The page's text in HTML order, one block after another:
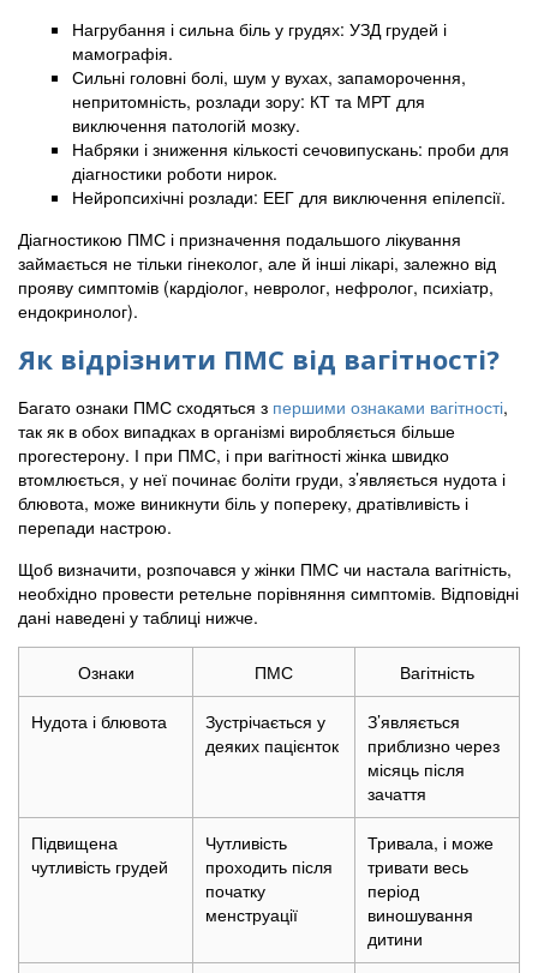
Нагрубання і сильна біль у грудях: УЗД грудей і
мамографія.
Сильні головні болі, шум у вухах, запаморочення,
непритомність, розлади зору: КТ та МРТ для
виключення патологій мозку.
Набряки і зниження кількості сечовипускань: проби для
діагностики роботи нирок.
Нейропсихічні розлади: ЕЕГ для виключення епілепсії.
Діагностикою ПМС і призначення подальшого лікування
займається не тільки гінеколог, але й інші лікарі, залежно від
прояву симптомів (кардіолог, невролог, нефролог, психіатр,
ендокринолог).
Як відрізнити ПМС від вагітності?
Багато ознаки ПМС сходяться з першими ознаками вагітності,
так як в обох випадках в організмі виробляється більше
прогестерону. І при ПМС, і при вагітності жінка швидко
втомлюється, у неї починає боліти груди, з’являється нудота і
блювота, може виникнути біль у попереку, дратівливість і
перепади настрою.
Щоб визначити, розпочався у жінки ПМС чи настала вагітність,
необхідно провести ретельне порівняння симптомів. Відповідні
дані наведені у таблиці нижче.
Ознаки ПМС Вагітність
Нудота і блювота
Зустрічається у
деяких пацієнток
З’являється
приблизно через
місяць після
зачаття
Підвищена
чутливість грудей
Чутливість
проходить після
початку
менструації
Тривала, і може
тривати весь
період
виношування
дитини